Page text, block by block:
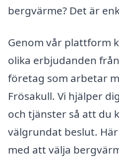
bergvärme? Det är
Genom vår plattform
olika erbjudanden
företag som arbetar
Frösakull. Vi hjälper
och tjänster så att du
välgrundat beslut.
med att välja